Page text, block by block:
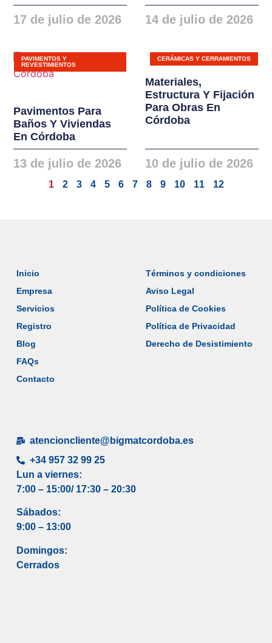
17 de julio de 2026 14 de julio de 2026
PAVIMENTOS Y
REVESTIMIENTOS
Pavimentos Para
Baños Y Viviendas
En Córdoba
13 de julio de 2026
CERÁMICAS Y CERRAMIENTOS
Materiales,
Estructura Y Fijación
Para Obras En
Córdoba
10 de julio de 2026
1 2 3 4 5 6 7 8 9 10 11 12
Inicio
Empresa
Servicios
Registro
Blog
FAQs
Contacto
Términos y condiciones
Aviso Legal
Política de Cookies
Política de Privacidad
Derecho de Desistimiento
atencioncliente@bigmatcordoba.es
+34 957 32 99 25
Lun a viernes:
7:00 – 15:00/ 17:30 – 20:30
Sábados:
9:00 – 13:00
Domingos:
Cerrados